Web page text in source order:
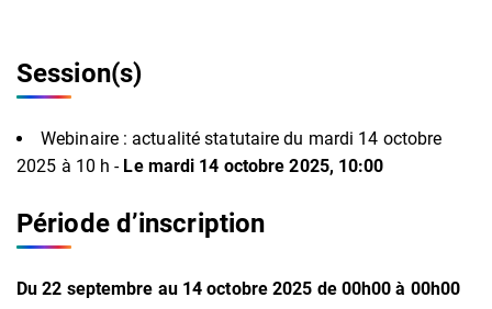
Session(s)
Webinaire : actualité statutaire du mardi 14 octobre
2025 à 10 h - Le mardi 14 octobre 2025, 10:00
Période d’inscription
Du22 septembre au 14 octobre 2025 de 00h00 à 00h00